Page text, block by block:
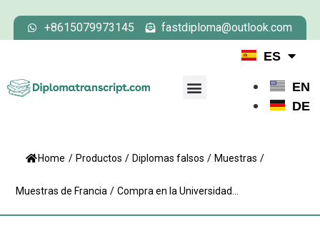
+8615079973145 fastdiploma@outlook.com
ES
EN
DE
Home / Productos / Diplomas falsos / Muestras /
Muestras de Francia / Compra en la Universidad...